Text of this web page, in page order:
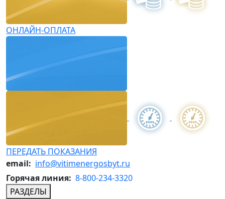
ОНЛАЙН-ОПЛАТА
ПЕРЕДАТЬ ПОКАЗАНИЯ
email: info@vitimenergosbyt.ru
Горячая линия: 8-800-234-3320
РАЗДЕЛЫ